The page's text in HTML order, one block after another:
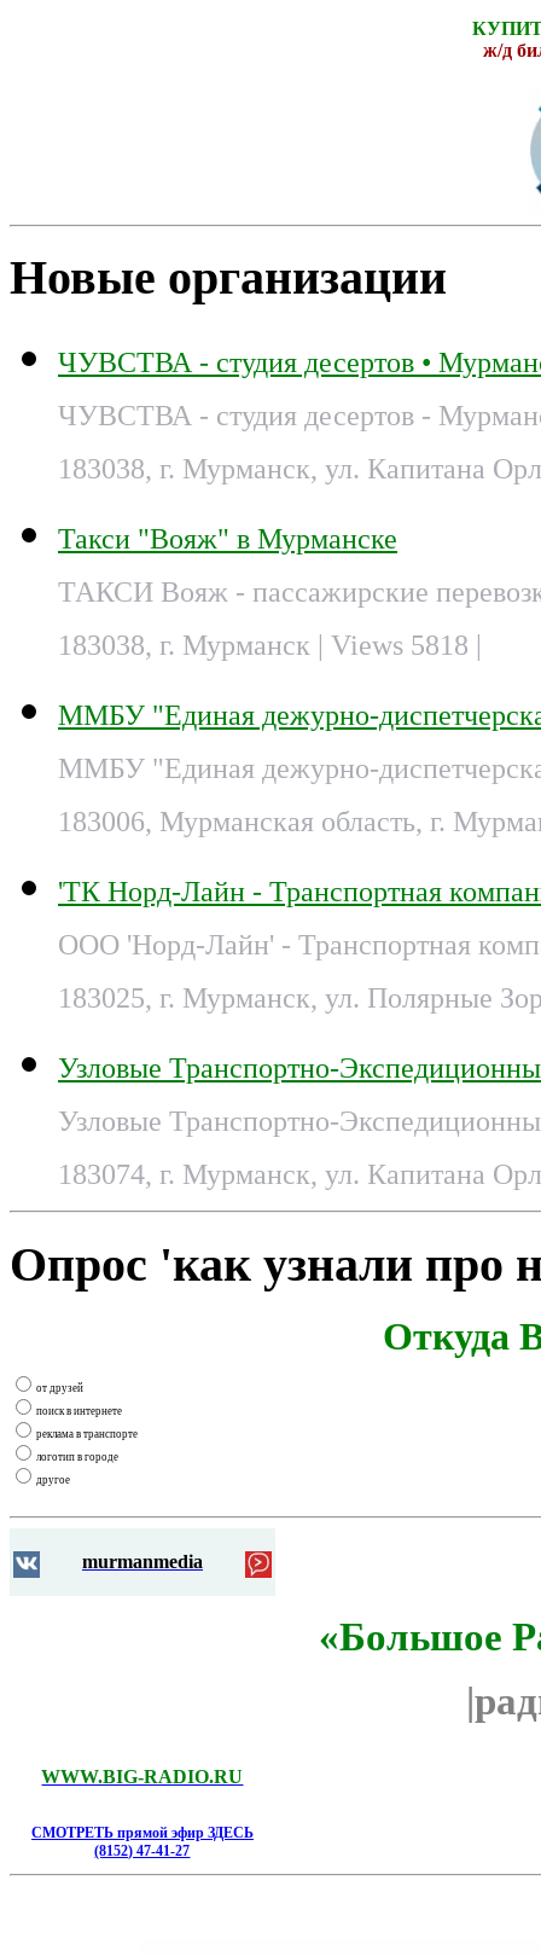
ж/д
Новые организации
ЧУВСТВА - студия десертов •
ЧУВСТВА - студия десертов -
183038, г. Мурманск, ул. Капитана
Такси "Вояж" в Мурманске
ТАКСИ Вояж - пассажирские
183038, г. Мурманск | Views 5818 |
ММБУ "Единая дежурно-
ММБУ "Единая дежурно-
183006, Мурманская область, г.
'ТК Норд-Лайн - Транспортная
ООО 'Норд-Лайн' - Транспортная
183025, г. Мурманск, ул. Полярные
Узловые Транспортно-
Узловые Транспортно-
183074, г. Мурманск, ул. Капитана
Опрос 'как узнали про
Откуда
от друзей
поиск в интернете
реклама в транспорте
логотип в городе
другое
murmanmedia
«Большое
WWW.BIG-RADIO.RU
СМОТРЕТЬ прямой эфир ЗДЕСЬ
(8152) 47-41-27